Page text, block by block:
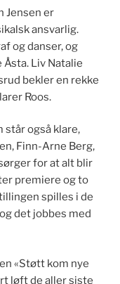
Jensen er
ansvarlig.
og danser, og
Liv Natalie
bekler en rekke
Roos.
også klare,
Finn-Arne Berg,
for at alt blir
premiere og to
spilles i de
det jobbes med
«Støtt kom nye
løft de aller siste